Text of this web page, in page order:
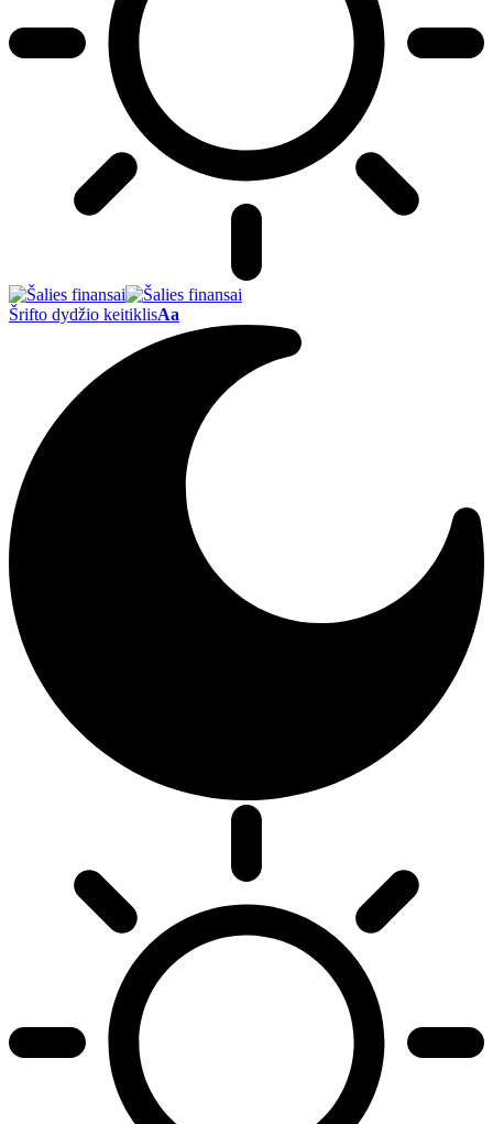
Šrifto dydžio keitiklisAa